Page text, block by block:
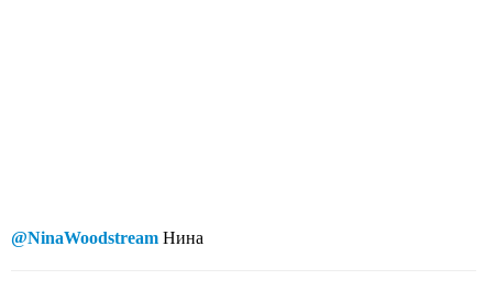
@NinaWoodstream Нина